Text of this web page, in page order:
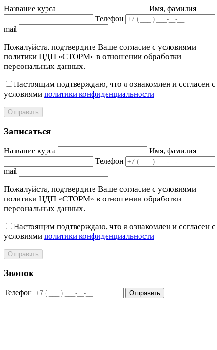
Название курса
Имя, фамилия
Телефон
mail
Пожалуйста, подтвердите Ваше согласие с условиями
политики ЦДП «СТОРМ» в отношении обработки
персональных данных.
Настоящим подтверждаю, что я ознакомлен и согласен с
условиями политики конфиденциальности
Отправить
Записаться
Название курса
Имя, фамилия
Телефон
mail
Пожалуйста, подтвердите Ваше согласие с условиями
политики ЦДП «СТОРМ» в отношении обработки
персональных данных.
Настоящим подтверждаю, что я ознакомлен и согласен с
условиями политики конфиденциальности
Отправить
Звонок
Телефон Отправить